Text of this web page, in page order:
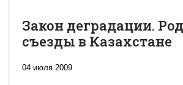
Закон деградации.
съезды в Казахстане
04 июля 2009